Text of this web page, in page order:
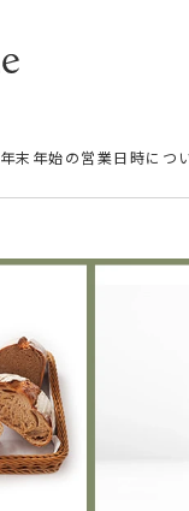
年末年始の営業日時につ